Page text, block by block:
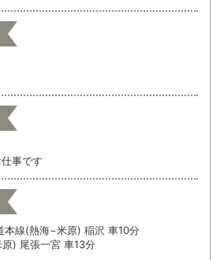
事です
本線(熱海−米原) 稲沢 車10分
) 尾張一宮 車13分